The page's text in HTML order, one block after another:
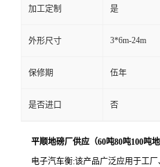
加工定制 是
外形尺寸 3*6m-24m
保修期 伍年
是否进口 否
平顺地磅厂供应（60吨80吨100吨
电子汽车衡:该产品广泛应用于工